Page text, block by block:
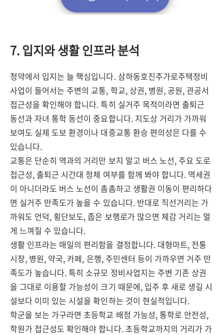
7. 입지와 생활 인프라 분석
청약에서 입지는 늘 핵심입니다. 삼하동호진주가로주택정비
사업이 들어서는 주변의 교통, 학교, 상권, 병원, 공원, 관공서
접근성을 확인해야 합니다. 특히 실거주 목적이라면 출퇴근
동선과 자녀 통학 동선이 중요합니다. 지도상 거리가 가까워
보여도 실제 도보 환경이나 대중교통 환승 편의성은 다를 수
있습니다.
교통은 단순히 역과의 거리만 보지 말고 버스 노선, 주요 도로
접근성, 출퇴근 시간대 정체 여부를 함께 봐야 합니다. 역세권
이 아니더라도 버스 노선이 촘촘하고 생활권 이동이 편리하다
면 실거주 만족도가 높을 수 있습니다. 반대로 직선거리는 가
까워도 언덕, 횡단보도, 좁은 보행로가 많으면 체감 거리는 멀
게 느껴질 수 있습니다.
생활 인프라는 매일의 편리함을 결정합니다. 대형마트, 전통
시장, 병원, 약국, 카페, 은행, 주민센터 등이 가까우면 거주 만
족도가 높습니다. 특히 소규모 정비사업지는 주변 기존 상권
을 그대로 이용할 가능성이 크기 때문에, 입주 후 새로 생길 시
설보다 이미 있는 시설을 확인하는 것이 현실적입니다.
학군을 보는 가구라면 초등학교 배정 가능성, 통학로 안전성,
학원가 접근성도 확인해야 합니다. 초등학교까지의 거리가 가